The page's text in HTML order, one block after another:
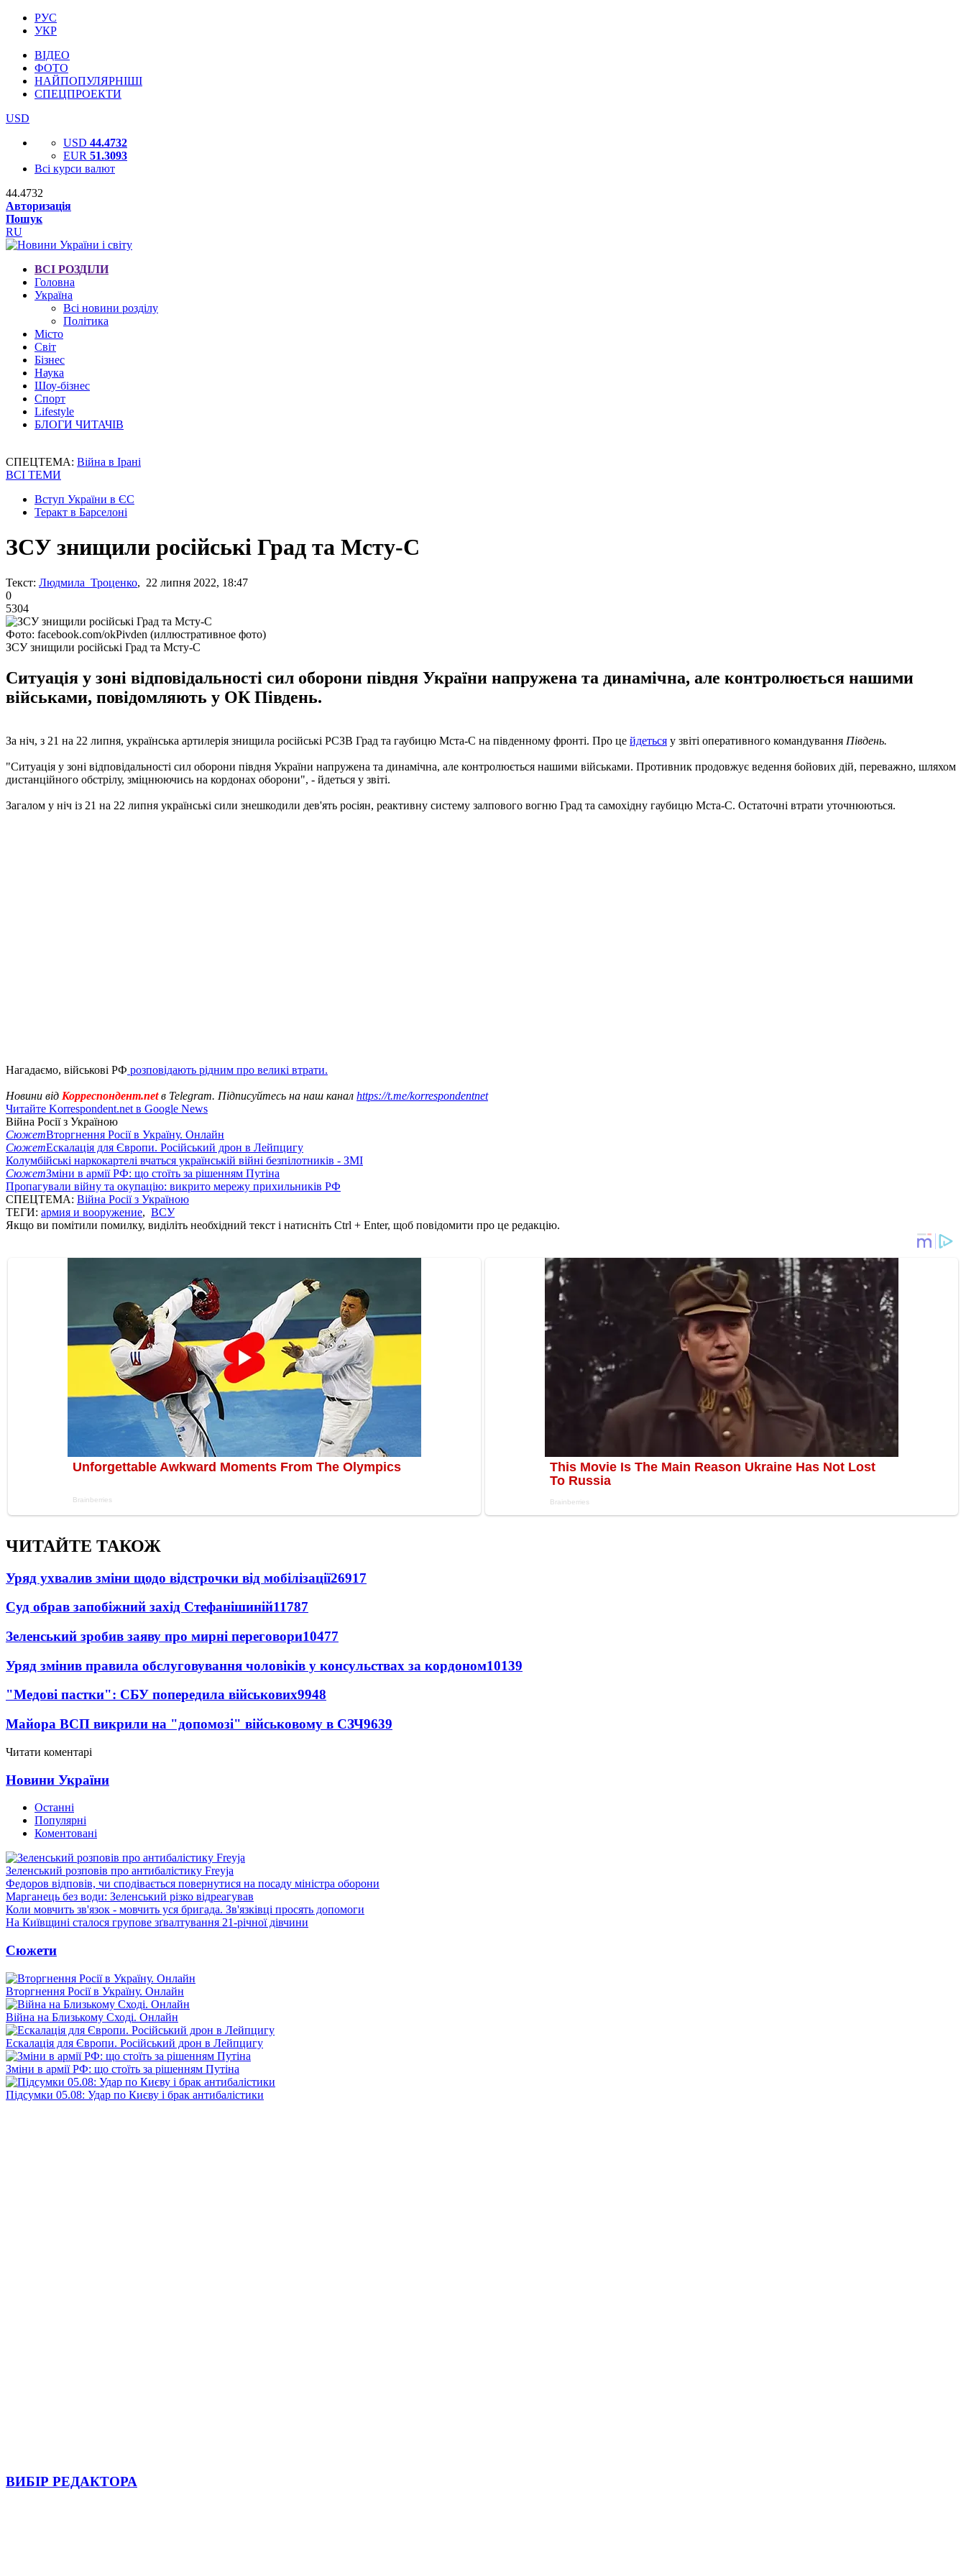
РУС
УКР
ВІДЕО
ФОТО
НАЙПОПУЛЯРНІШІ
СПЕЦПРОЕКТИ
USD
USD 44.4732
EUR 51.3093
Всі курси валют
44.4732
Авторизація
Пошук
RU
ВСІ РОЗДІЛИ
Головна
Україна
Всі новини розділу
Політика
Місто
Світ
Бізнес
Наука
Шоу-бізнес
Спорт
Lifestyle
БЛОГИ ЧИТАЧІВ
СПЕЦТЕМА: Війна в Ірані
ВСІ ТЕМИ
Вступ України в ЄС
Теракт в Барселоні
ЗСУ знищили російські Град та Мсту-С
Текст: Людмила Троценко, 22 липня 2022, 18:47
0
5304
Фото: facebook.com/okPivden (иллюстративное фото)
ЗСУ знищили російські Град та Мсту-С
Ситуація у зоні відповідальності сил оборони півдня України напружена та динамічна, але контролюється нашими
військами, повідомляють у ОК Південь.
За ніч, з 21 на 22 липня, українська артилерія знищила російські РСЗВ Град та гаубицю Мста-С на південному фронті. Про це йдеться у звіті оперативного командування Південь.
"Ситуація у зоні відповідальності сил оборони півдня України напружена та динамічна, але контролюється нашими військами. Противник продовжує ведення бойових дій, переважно, шляхом
дистанційного обстрілу, зміцнюючись на кордонах оборони", - йдеться у звіті.
Загалом у ніч із 21 на 22 липня українські сили знешкодили дев'ять росіян, реактивну систему залпового вогню Град та самохідну гаубицю Мста-С. Остаточні втрати уточнюються.
Нагадаємо, військові РФ розповідають рідним про великі втрати.
Новини від Корреспондент.netв Telegram. Підписуйтесь на наш канал https://t.me/korrespondentnet
Читайте Korrespondent.net в Google News
Війна Росії з Україною
СюжетВторгнення Росії в Україну. Онлайн
СюжетЕскалація для Європи. Російський дрон в Лейпцигу
Колумбійські наркокартелі вчаться українській війні безпілотників - ЗМІ
СюжетЗміни в армії РФ: що стоїть за рішенням Путіна
Пропагували війну та окупацію: викрито мережу прихильників РФ
СПЕЦТЕМА: Війна Росії з Україною
ТЕГИ: армия и вооружение, ВСУ
Якщо ви помітили помилку, виділіть необхідний текст і натисніть Ctrl + Enter, щоб повідомити про це редакцію.
ЧИТАЙТЕ ТАКОЖ
Уряд ухвалив зміни щодо відстрочки від мобілізації26917
Суд обрав запобіжний захід Стефанішиній11787
Зеленський зробив заяву про мирні переговори10477
Уряд змінив правила обслуговування чоловіків у консульствах за кордоном10139
"Медові пастки": СБУ попередила військових9948
Майора ВСП викрили на "допомозі" військовому в СЗЧ9639
Читати коментарі
Новини України
Останні
Популярні
Коментовані
Зеленський розповів про антибалістику Freyja
Федоров відповів, чи сподівається повернутися на посаду міністра оборони
Марганець без води: Зеленський різко відреагував
Коли мовчить зв'язок - мовчить уся бригада. Зв'язківці просять допомоги
На Київщині сталося групове зґвалтування 21-річної дівчини
Сюжети
Вторгнення Росії в Україну. Онлайн
Війна на Близькому Сході. Онлайн
Ескалація для Європи. Російський дрон в Лейпцигу
Зміни в армії РФ: що стоїть за рішенням Путіна
Підсумки 05.08: Удар по Києву і брак антибалістики
ВИБІР РЕДАКТОРА